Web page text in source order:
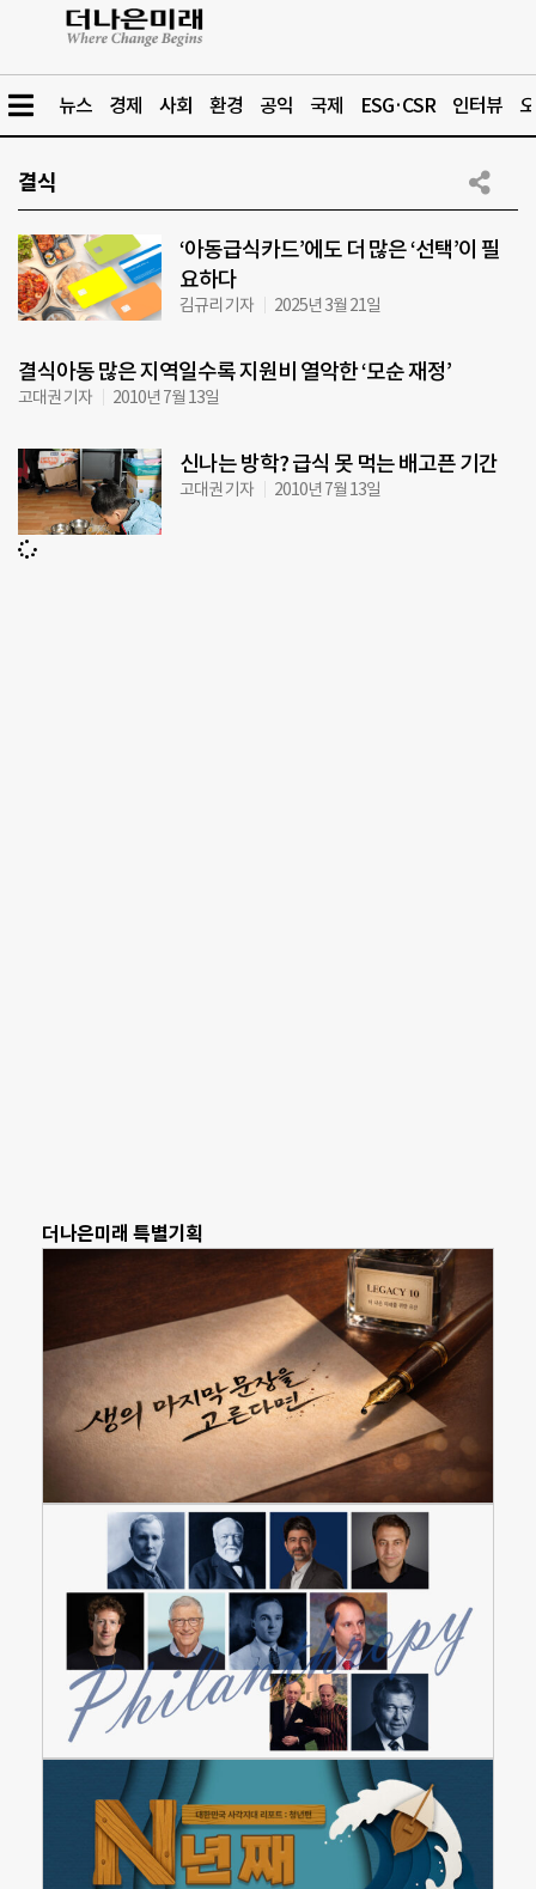
뉴스 경제 사회 환경 공익 국제 ESG·CSR 인터뷰
결식
‘아동급식카드’에도 더 많은 ‘선택’이 필
요하다
김규리 기자 2025년 3월 21일
결식아동 많은 지역일수록 지원비 열악한 ‘모순 재정’
고대권 기자 2010년 7월 13일
신나는 방학? 급식 못 먹는 배고픈 기간
고대권 기자 2010년 7월 13일
더나은미래 특별기획